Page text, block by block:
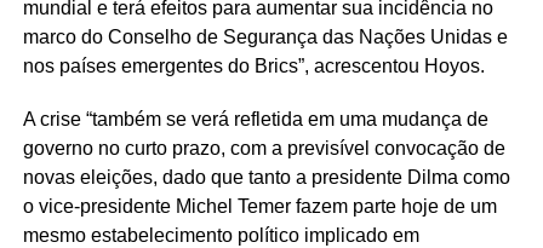
mundial e terá efeitos para aumentar sua incidência no
marco do Conselho de Segurança das Nações Unidas e
nos países emergentes do Brics”, acrescentou Hoyos.
A crise “também se verá refletida em uma mudança de
governo no curto prazo, com a previsível convocação de
novas eleições, dado que tanto a presidente Dilma como
o vice-presidente Michel Temer fazem parte hoje de um
mesmo estabelecimento político implicado em